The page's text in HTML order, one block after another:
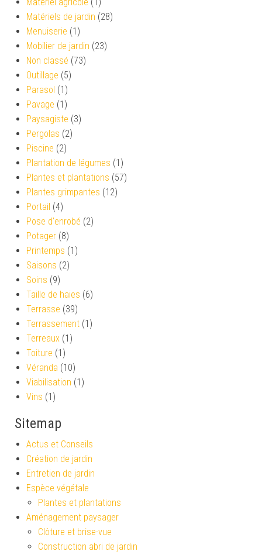
Matériels de jardin (28)
Menuiserie (1)
Mobilier de jardin (23)
Non classé (73)
Outillage (5)
Parasol (1)
Pavage (1)
Paysagiste (3)
Pergolas (2)
Piscine (2)
Plantation de légumes (1)
Plantes et plantations (57)
Plantes grimpantes (12)
Portail (4)
Pose d'enrobé (2)
Potager (8)
Printemps (1)
Saisons (2)
Soins (9)
Taille de haies (6)
Terrasse (39)
Terrassement (1)
Terreaux (1)
Toiture (1)
Véranda (10)
Viabilisation (1)
Vins (1)
Sitemap
Actus et Conseils
Création de jardin
Entretien de jardin
Espèce végétale
Plantes et plantations
Aménagement paysager
Clôture et brise-vue
Construction abri de jardin